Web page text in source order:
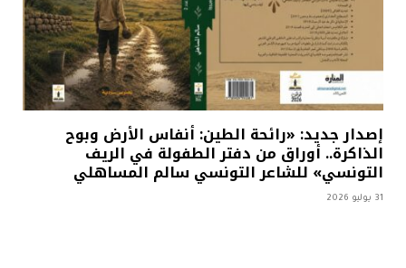
إصدار جديد: «رائحة الطين: أنفاس الأرض وبوح
الذاكرة.. أوراق من دفتر الطفولة في الريف
التونسي» للشاعر التونسي سالم المساهلي
31 يوليو 2026